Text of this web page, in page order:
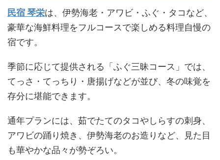
民宿 琴栄は、伊勢海老・アワビ・ふぐ・タコなど、
豪華な海鮮料理をフルコースで楽しめる料理自慢の
宿です。
季節に応じて提供される「ふぐ三昧コース」では、
てっさ・てっちり・唐揚げなどが並び、冬の味覚を
存分に堪能できます。
通年プランには、茹でたてのタコやしらすの刺身、
アワビの踊り焼き、伊勢海老のお造りなど、見た目
も華やかな品々が勢ぞろい。